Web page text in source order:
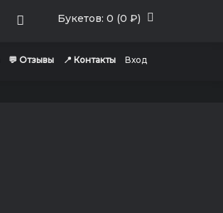
Букетов: 0 (0 ₽)
💬 Отзывы 📍 Контакты Вход